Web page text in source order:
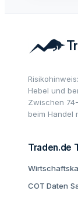
Hebel und
Zwischen
beim Handel
Traden.de
COT Daten